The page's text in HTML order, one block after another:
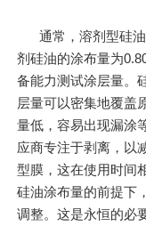
通常，溶剂型硅
剂硅油的涂布量为
备能力测试涂层量。
层量可以密集地覆盖
量低，容易出现漏涂
应商专注于剥离，以
型膜，这在使用时间
硅油涂布量的前提下
调整。这是永恒的必